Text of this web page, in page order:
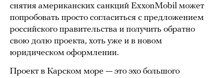
снятия американских санкций ExxonMobil может
попробовать просто согласиться с предложением
российского правительства и получить обратно
свою долю проекта, хоть уже и в новом
юридическом оформлении.
Проект в Карском море — это эхо большого